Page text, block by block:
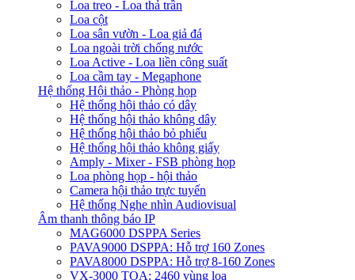
Loa treo - Loa thả trần
Loa cột
Loa sân vườn - Loa giả đá
Loa ngoài trời chống nước
Loa Active - Loa liền công suất
Loa cầm tay - Megaphone
Hệ thống Hội thảo - Phòng họp
Hệ thống hội thảo có dây
Hệ thống hội thảo không dây
Hệ thống hội thảo bỏ phiếu
Hệ thống hội thảo không giấy
Amply - Mixer - FSB phòng họp
Loa phòng họp - hội thảo
Camera hội thảo trực tuyến
Hệ thống Nghe nhìn Audiovisual
Âm thanh thông báo IP
MAG6000 DSPPA Series
PAVA9000 DSPPA: Hỗ trợ 160 Zones
PAVA8000 DSPPA: Hỗ trợ 8-160 Zones
VX-3000 TOA: 2460 vùng loa